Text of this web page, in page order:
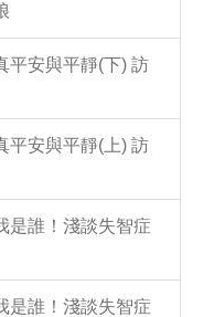
平安與平靜(下) 訪
平安與平靜(上) 訪
是誰！淺談失智症
是誰！淺談失智症